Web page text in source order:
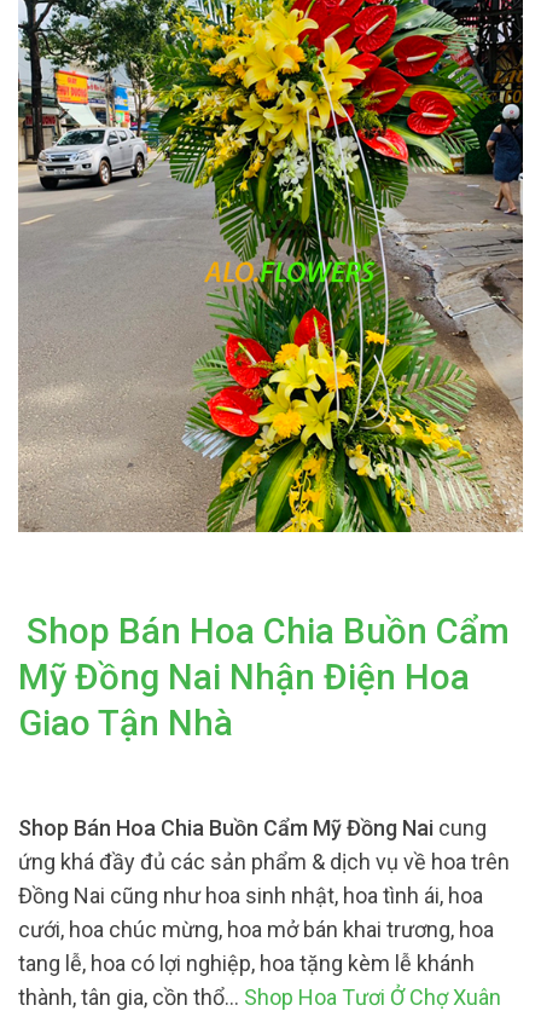
Shop Bán Hoa Chia Buồn Cẩm
Mỹ Đồng Nai Nhận Điện Hoa
Giao Tận Nhà
Shop Bán Hoa Chia Buồn Cẩm Mỹ Đồng Nai cung
ứng khá đầy đủ các sản phẩm & dịch vụ về hoa trên
Đồng Nai cũng như hoa sinh nhật, hoa tình ái, hoa
cưới, hoa chúc mừng, hoa mở bán khai trương, hoa
tang lễ, hoa có lợi nghiệp, hoa tặng kèm lễ khánh
thành, tân gia, cồn thổ… Shop Hoa Tươi Ở Chợ Xuân